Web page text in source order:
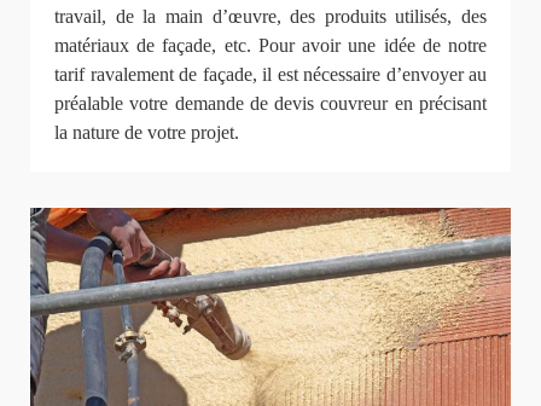
travail, de la main d’œuvre, des produits utilisés, des
matériaux de façade, etc. Pour avoir une idée de notre
tarif ravalement de façade, il est nécessaire d’envoyer au
préalable votre demande de devis couvreur en précisant
la nature de votre projet.